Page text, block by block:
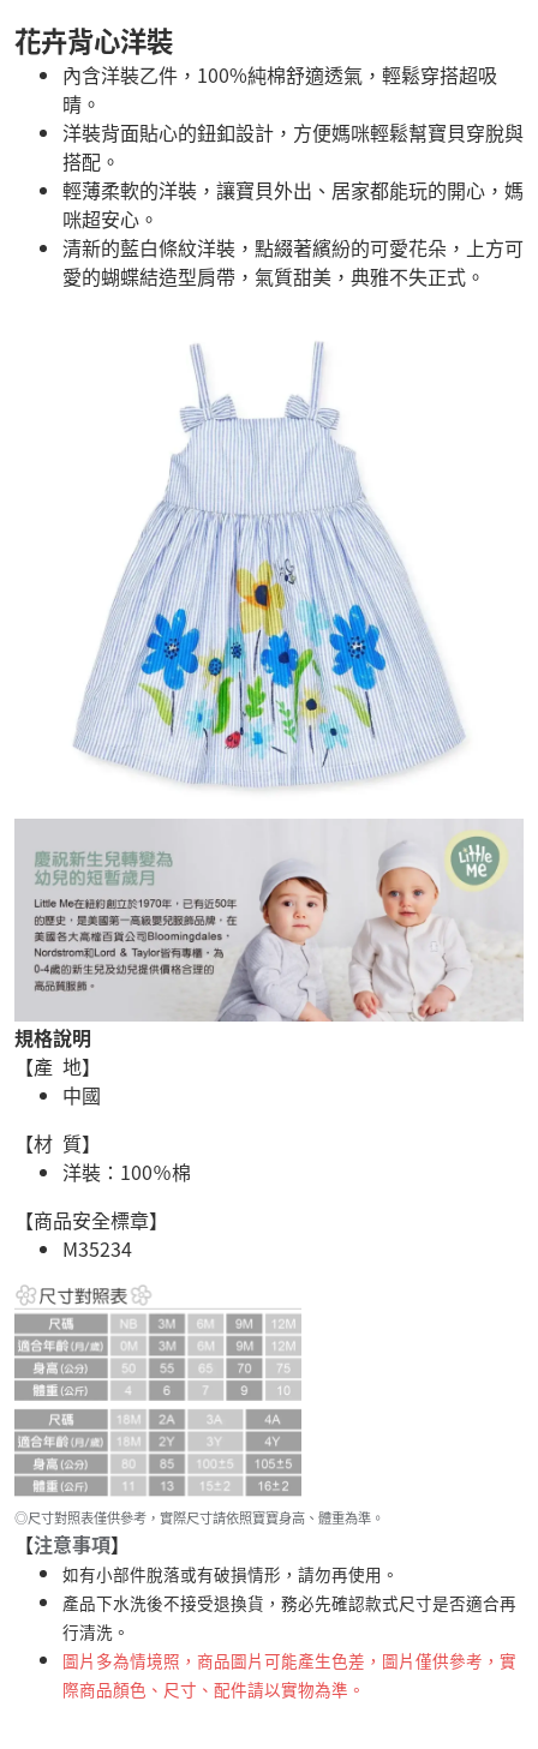
花卉背心洋裝
內含洋裝乙件，100%純棉舒適透氣，輕鬆穿搭超吸
晴。
洋裝背面貼心的鈕釦設計，方便媽咪輕鬆幫寶貝穿脫與
搭配。
輕薄柔軟的洋裝，讓寶貝外出、居家都能玩的開心，媽
咪超安心。
清新的藍白條紋洋裝，點綴著繽紛的可愛花朵，上方可
愛的蝴蝶結造型肩帶，氣質甜美，典雅不失正式。
規格說明
【產 地】
中國
【材 質】
洋裝：100％棉
【商品安全標章】
M35234
◎尺寸對照表僅供參考，實際尺寸請依照寶寶身高、體重為準。
【注意事項】
如有小部件脫落或有破損情形，請勿再使用。
產品下水洗後不接受退換貨，務必先確認款式尺寸是否適合再
行清洗。
圖片多為情境照，商品圖片可能產生色差，圖片僅供參考，實
際商品顏色、尺寸、配件請以實物為準。